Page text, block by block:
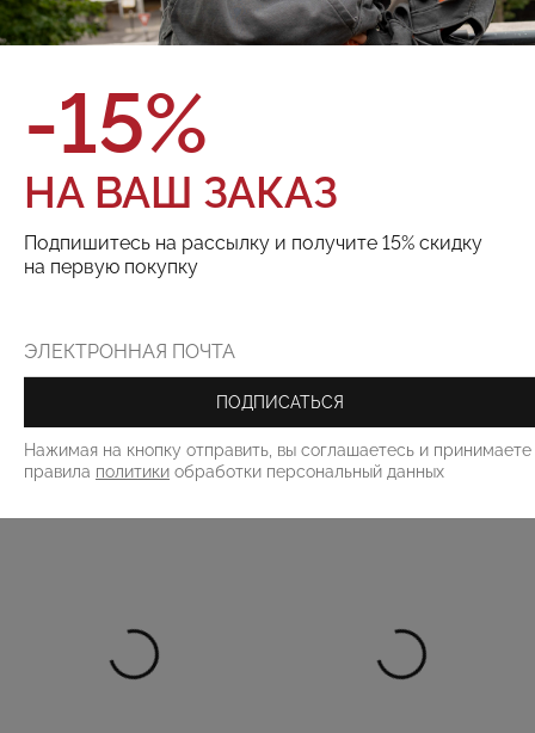
Состав:
Верх: 100% нейлон Подкладка: 56% вискоза, 44%
полиэстер Утеплитель: 90/10 гусиный пух
Размер:
XSSML
Кол-во:
РЕКОМЕНДУЕМ
-15%
НА ВАШ ЗАКАЗ
Подпишитесь на рассылку и получите 15% скидку
на первую покупку
ПОДПИСАТЬСЯ
Нажимая на кнопку отправить, вы соглашаетесь и принимаете
правила политики обработки персональный данных